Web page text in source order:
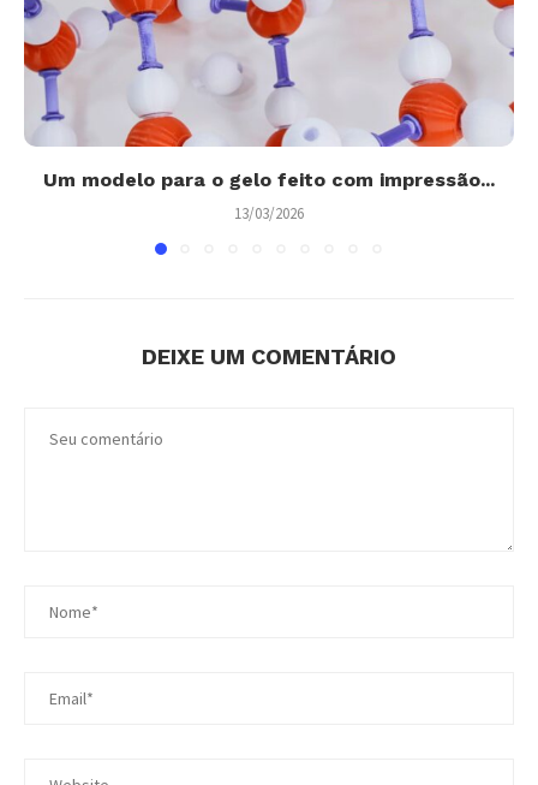
Um modelo para o gelo feito com impressão...
13/03/2026
DEIXE UM COMENTÁRIO